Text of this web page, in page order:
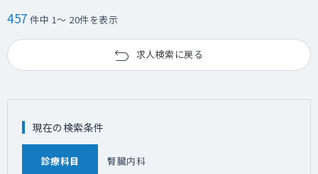
457 件中 1～ 20件を表示
求人検索に戻る
現在の検索条件
診療科目 腎臓内科